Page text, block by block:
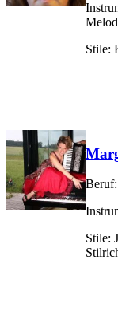
Stile:
Beruf:
Stile: